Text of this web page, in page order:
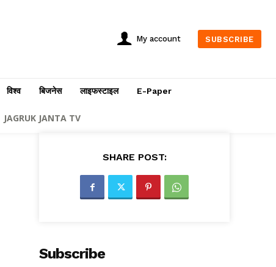
My account SUBSCRIBE
विश्व बिजनेस लाइफस्टाइल E-Paper
JAGRUK JANTA TV
SHARE POST:
Subscribe